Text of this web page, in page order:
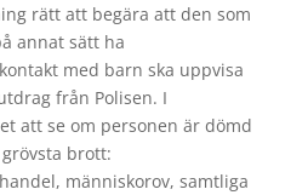
rätt att begära att den som
annat sätt ha
med barn ska uppvisa
från Polisen. I
att se om personen är dömd
brott:
människorov, samtliga